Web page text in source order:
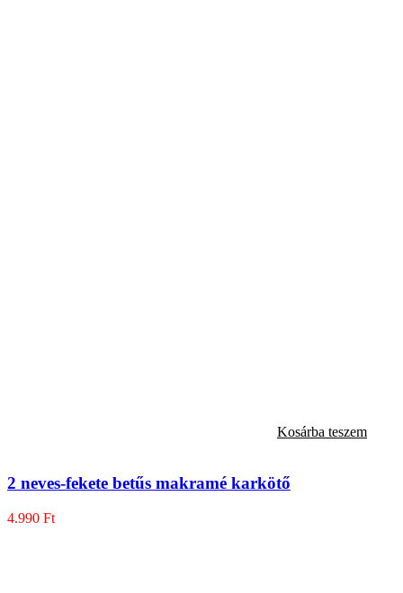
Kosárba teszem
2 neves-fekete betűs makramé karkötő
4.990 Ft